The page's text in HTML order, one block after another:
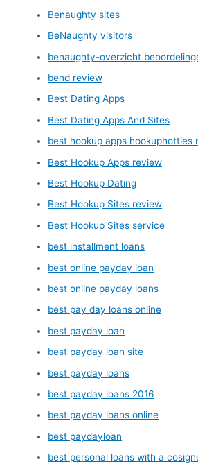
Benaughty sites
BeNaughty visitors
benaughty-overzicht
bend review
Best Dating Apps
Best Dating Apps And Sites
best hookup apps hookuphotties
Best Hookup Apps review
Best Hookup Dating
Best Hookup Sites review
Best Hookup Sites service
best installment loans
best online payday loan
best online payday loans
best pay day loans online
best payday loan
best payday loan site
best payday loans
best payday loans 2016
best payday loans online
best paydayloan
best personal loans with a